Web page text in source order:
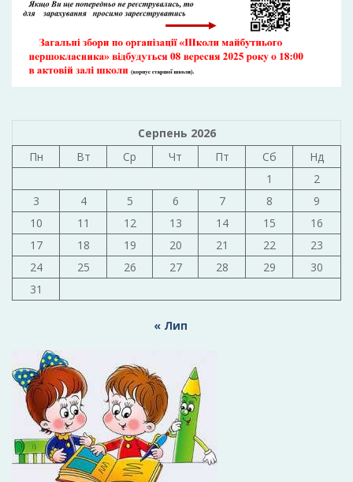
Серпень 2026
Пн
Вт Ср Чт Пт Сб
Нд
1
2
3
4 5 6 7 8
9
10
11 12 13 14 15
16
17
18 19 20 21 22
23
24
25 26 27 28 29
30
31
« Лип